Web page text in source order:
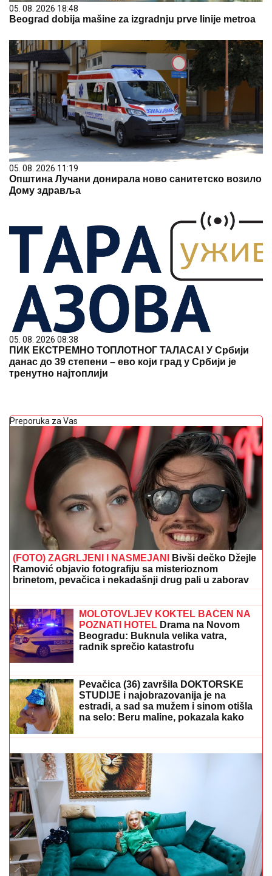
05. 08. 2026 18:48
Beograd dobija mašine za izgradnju prve linije metroa
05. 08. 2026 11:19
Општина Лучани донирала ново санитетско возило
Дому здравља
05. 08. 2026 08:38
ПИК ЕКСТРЕМНО ТОПЛОТНОГ ТАЛАСА! У Србији
данас до 39 степени – ево који град у Србији је
тренутно најтоплији
Preporuka za Vas
(FOTO) ZAGRLJENI I NASMEJANI
Bivši dečko Džejle
Ramović objavio fotografiju sa misterioznom
brinetom, pevačica i nekadašnji drug pali u zaborav
PREKRILA RUSIJU!Nebo se zacrnelo,
snimcak ledi krv u žilama
Beogradu: Buknula velika vatra,
radnik sprečio katastrofu
(FOTO) TAKI SA ZANOSNOM PLAVUŠOMGrli je pred
svima u lokalu, posle skandala sa Majom i Asminom
pokazao sa kim uživa